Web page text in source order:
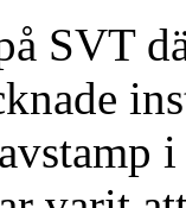
SVT